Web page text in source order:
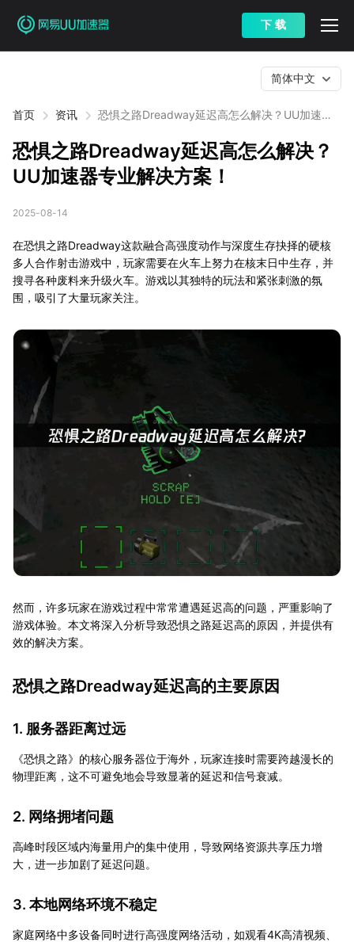
下 载
首页 资讯
恐惧之路Dreadway延迟高怎么解决？UU加速器
简体中文
恐惧之路Dreadway延迟高怎么解决？
UU加速器专业解决方案！
2025-08-14
在恐惧之路Dreadway这款融合高强度动作与深度生存抉择的硬核
多人合作射击游戏中，玩家需要在火车上努力在核末日中生存，并
搜寻各种废料来升级火车。游戏以其独特的玩法和紧张刺激的氛
围，吸引了大量玩家关注。
然而，许多玩家在游戏过程中常常遭遇延迟高的问题，严重影响了
游戏体验。本文将深入分析导致恐惧之路延迟高的原因，并提供有
效的解决方案。
恐惧之路Dreadway延迟高的主要原因
1. 服务器距离过远
《恐惧之路》的核心服务器位于海外，玩家连接时需要跨越漫长的
物理距离，这不可避免地会导致显著的延迟和信号衰减。
2. 网络拥堵问题
高峰时段区域内海量用户的集中使用，导致网络资源共享压力增
大，进一步加剧了延迟问题。
3. 本地网络环境不稳定
家庭网络中多设备同时进行高强度网络活动，如观看4K高清视频、